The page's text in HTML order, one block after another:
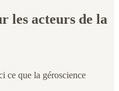
les acteurs de la
ce que la géroscience